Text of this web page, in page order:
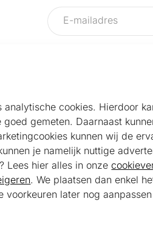
Helpdesk
Veelgestelde vragen
Klantenservice
Bel ons
085 301 22 55 (NL)
cookies. Hierdoor
gemeten. Daarnaast
kunnen wij de
je namelijk nuttige
Lees hier alles in onze
. We plaatsen dan enkel
later nog